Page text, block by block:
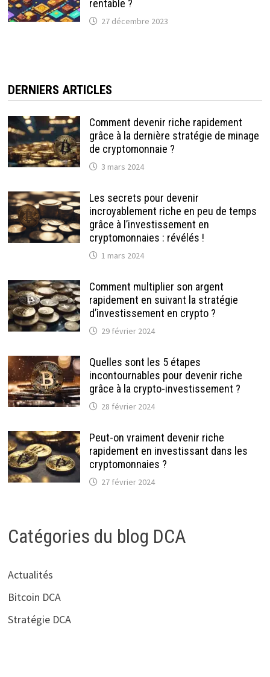
rentable ?
27 décembre 2023
DERNIERS ARTICLES
Comment devenir riche rapidement
grâce à la dernière stratégie de minage
de cryptomonnaie ?
3 mars 2024
Les secrets pour devenir
incroyablement riche en peu de temps
grâce à l’investissement en
cryptomonnaies : révélés !
1 mars 2024
Comment multiplier son argent
rapidement en suivant la stratégie
d’investissement en crypto ?
29 février 2024
Quelles sont les 5 étapes
incontournables pour devenir riche
grâce à la crypto-investissement ?
28 février 2024
Peut-on vraiment devenir riche
rapidement en investissant dans les
cryptomonnaies ?
27 février 2024
Catégories du blog DCA
Actualités
Bitcoin DCA
Stratégie DCA